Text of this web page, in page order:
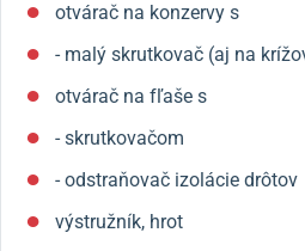
otvárač na konzervy s
- malý skrutkovač (aj na
otvárač na fľaše s
- skrutkovačom
- odstraňovač izolácie drôtov
výstružník, hrot